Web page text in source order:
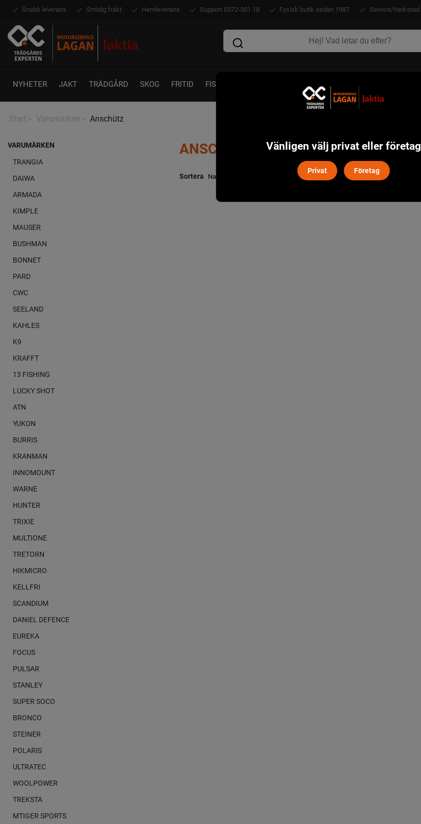
Snabb leverans Smidig frakt Hemleverans Support 0372-301 18 Fysisk butik sedan 1987 Service/Verkstad
NYHETER JAKT TRÄDGÅRD SKOG FRITID FISKE
Start > Varumärken > Anschütz
VARUMÄRKEN
TRANGIA
DAIWA
ARMADA
KIMPLE
MAUSER
BUSHMAN
BONNET
PARD
CWC
SEELAND
KAHLES
K9
KRAFFT
13 FISHING
LUCKY SHOT
ATN
YUKON
BURRIS
KRANMAN
INNOMOUNT
WARNE
HUNTER
TRIXIE
MULTIONE
TRETORN
HIKMICRO
KELLFRI
SCANDIUM
DANIEL DEFENCE
EUREKA
FOCUS
PULSAR
STANLEY
SUPER SOCO
BRONCO
STEINER
POLARIS
ULTRATEC
WOOLPOWER
TREKSTA
MTIGER SPORTS
ANSCHÜTZ
Sortera Återställ filter
Vänligen välj privat eller företag
Privat Företag